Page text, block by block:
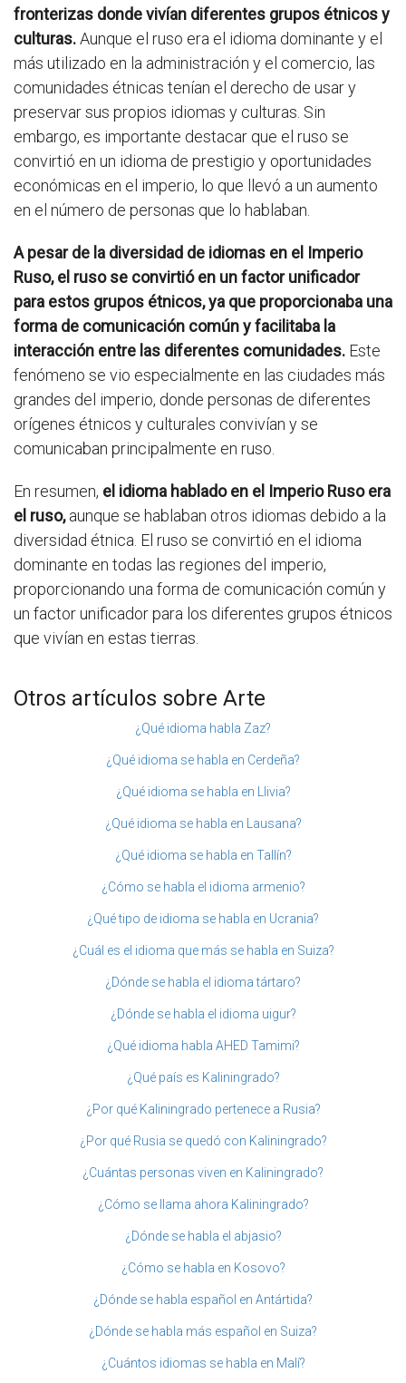
fronterizas donde vivían diferentes grupos étnicos y
culturas.Aunque el ruso era el idioma dominante y el
más utilizado en la administración y el comercio, las
comunidades étnicas tenían el derecho de usar y
preservar sus propios idiomas y culturas. Sin
embargo, es importante destacar que el ruso se
convirtió en un idioma de prestigio y oportunidades
económicas en el imperio, lo que llevó a un aumento
en el número de personas que lo hablaban.
A pesar de la diversidad de idiomas en el Imperio
Ruso, el ruso se convirtió en un factor unificador
para estos grupos étnicos, ya que proporcionaba una
forma de comunicación común y facilitaba la
interacción entre las diferentes comunidades. Este
fenómeno se vio especialmente en las ciudades más
grandes del imperio, donde personas de diferentes
orígenes étnicos y culturales convivían y se
comunicaban principalmente en ruso.
En resumen, el idioma hablado en el Imperio Ruso era
el ruso,aunque se hablaban otros idiomas debido a la
diversidad étnica. El ruso se convirtió en el idioma
dominante en todas las regiones del imperio,
proporcionando una forma de comunicación común y
un factor unificador para los diferentes grupos étnicos
que vivían en estas tierras.
Otros artículos sobre Arte
¿Qué idioma habla Zaz?
¿Qué idioma se habla en Cerdeña?
¿Qué idioma se habla en Llivia?
¿Qué idioma se habla en Lausana?
¿Qué idioma se habla en Tallín?
¿Cómo se habla el idioma armenio?
¿Qué tipo de idioma se habla en Ucrania?
¿Cuál es el idioma que más se habla en Suiza?
¿Dónde se habla el idioma tártaro?
¿Dónde se habla el idioma uigur?
¿Qué idioma habla AHED Tamimi?
¿Qué país es Kaliningrado?
¿Por qué Kaliningrado pertenece a Rusia?
¿Por qué Rusia se quedó con Kaliningrado?
¿Cuántas personas viven en Kaliningrado?
¿Cómo se llama ahora Kaliningrado?
¿Dónde se habla el abjasio?
¿Cómo se habla en Kosovo?
¿Dónde se habla español en Antártida?
¿Dónde se habla más español en Suiza?
¿Cuántos idiomas se habla en Malí?